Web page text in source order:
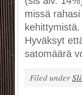
missä
Hyväksyt
satomäärä
Filed under